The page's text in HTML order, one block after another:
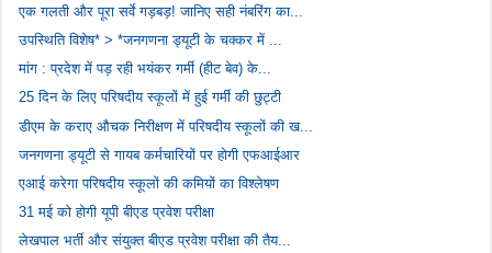
एक गलती और पूरा सर्वे गड़बड़! जानिए सही नंबरिंग का...
उपस्थिति विशेष* > *जनगणना ड्यूटी के चक्कर में ...
मांग : प्रदेश में पड़ रही भयंकर गर्मी (हीट बेव) के...
25 दिन के लिए परिषदीय स्कूलों में हुई गर्मी की छुट्टी
डीएम के कराए औचक निरीक्षण में परिषदीय स्कूलों की ख...
जनगणना ड्यूटी से गायब कर्मचारियों पर होगी एफआईआर
एआई करेगा परिषदीय स्कूलों की कमियों का विश्लेषण
31 मई को होगी यूपी बीएड प्रवेश परीक्षा
लेखपाल भर्ती और संयुक्त बीएड प्रवेश परीक्षा की तैय...